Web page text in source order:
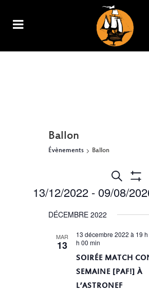
Ballon
Évènements Ballon
ET
DE
Recherche
13/12/2022 - 09/08/
DÉCEMBRE 2022
MAR
13
13 décembre 2022 à 19
h 00 min
SOIRÉE MATCH
SEMAINE [PAF!] À
L’ASTRONEF